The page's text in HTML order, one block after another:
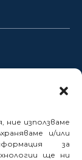
ние използваме
и/или
за
ще ни